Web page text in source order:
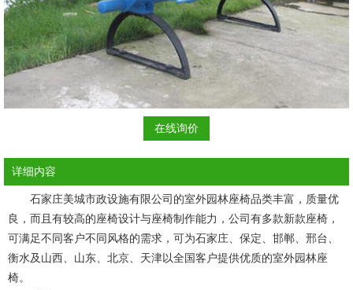
在线询价
详细内容
石家庄美城市政设施有限公司的室外园林座椅品类丰富，质量优
良，而且有较高的座椅设计与座椅制作能力，公司有多款新款座椅，
可满足不同客户不同风格的需求，可为石家庄、保定、邯郸、邢台、
衡水及山西、山东、北京、天津以全国客户提供优质的室外园林座
椅。